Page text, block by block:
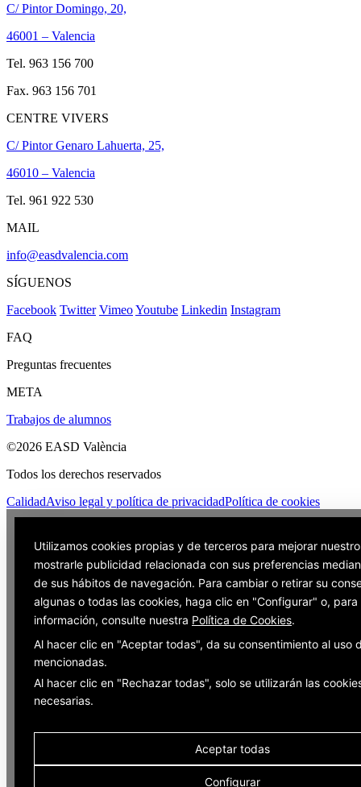
C/ Pintor Domingo, 20,
46001 – Valencia
Tel. 963 156 700
Fax. 963 156 701
CENTRE VIVERS
C/ Pintor Genaro Lahuerta, 25,
46010 – Valencia
Tel. 961 922 530
MAIL
info@easdvalencia.com
SÍGUENOS
Facebook Twitter VimeoYoutube Linkedin Instagram
FAQ
Preguntas frecuentes
META
Trabajos de alumnos
©2026 EASD València
Todos los derechos reservados
CalidadAviso legal y política de privacidadPolítica de cookies
Utilizamos cookies propias y de terceros para mejorar
mostrarle publicidad relacionada con sus preferencias
de sus hábitos de navegación. Para cambiar o retirar su
algunas o todas las cookies, haga clic en "Configurar" o, para
información, consulte nuestra Política de Cookies.
Al hacer clic en "Aceptar todas", da su consentimiento al uso
mencionadas.
Al hacer clic en "Rechazar todas", solo se utilizarán las
necesarias.
Aceptar todas
Configurar